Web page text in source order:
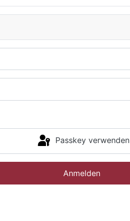
Passkey verwenden
Anmelden